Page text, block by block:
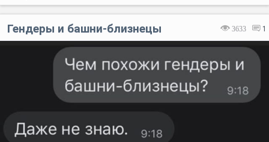
3633 1
Гендеры и башни-близнецы